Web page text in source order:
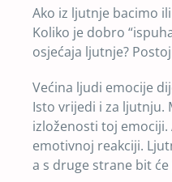
Ako iz ljutnje bacimo
Koliko je dobro
osjećaja ljutnje?
Većina ljudi emocije
Isto vrijedi i za ljutnju.
izloženosti toj
emotivnoj reakciji.
a s druge strane bit